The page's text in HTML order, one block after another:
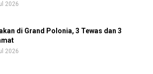
2026
di Grand Polonia, 3 Tewas dan 3
2026